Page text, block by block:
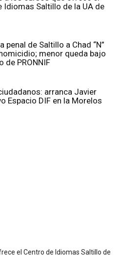
Idiomas Saltillo de la UA de
penal de Saltillo a Chad “N”
menor queda bajo
de PRONNIF
arranca Javier
Espacio DIF en la Morelos
el Centro de Idiomas Saltillo de